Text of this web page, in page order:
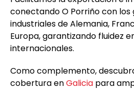
conectando O Porriño con los
industriales de Alemania,
Europa, garantizando fluidez
internacionales.
Como complemento,
cobertura enGalicia para